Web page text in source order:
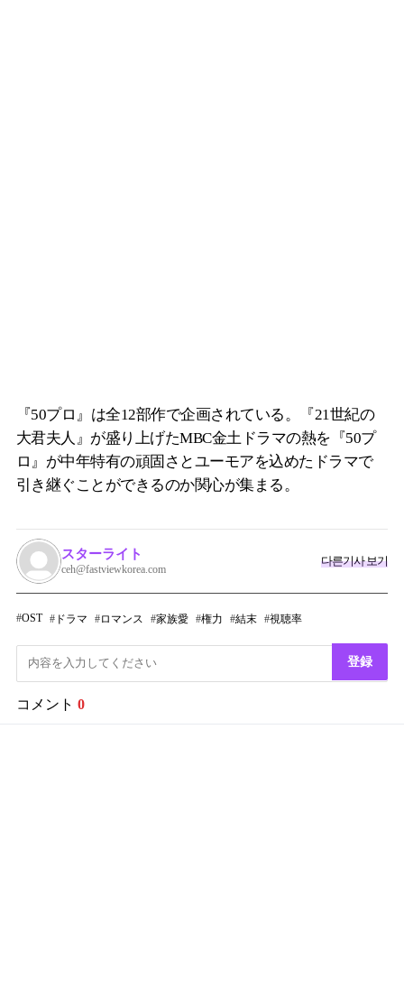
『50プロ』は全12部作で企画されている。『21世紀の
大君夫人』が盛り上げたMBC金土ドラマの熱を『50プ
ロ』が中年特有の頑固さとユーモアを込めたドラマで
引き継ぐことができるのか関心が集まる。
スターライト
ceh@fastviewkorea.com
다른기사 보기
OST ドラマ ロマンス 家族愛 権力 結末 視聴率
登録
コメント 0